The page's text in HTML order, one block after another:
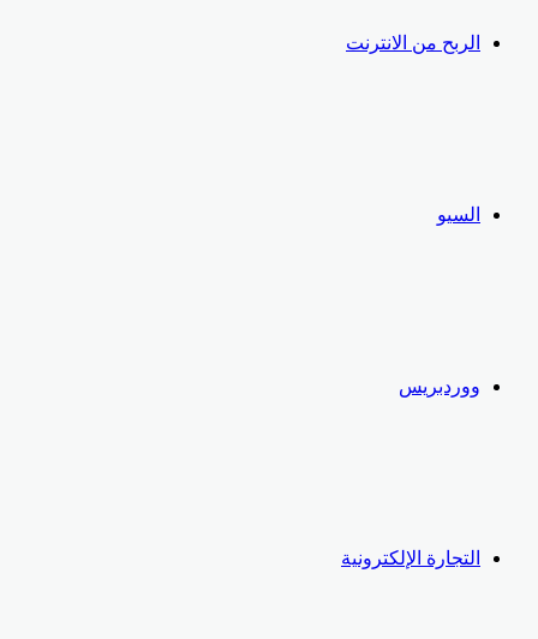
الربح من الانترنت
السيو
ووردبريس
التجارة الإلكترونية